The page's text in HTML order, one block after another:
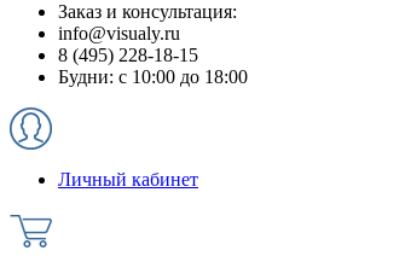
Заказ и консультация:
info@visualy.ru
8 (495) 228-18-15
Будни: с 10:00 до 18:00
Личный кабинет